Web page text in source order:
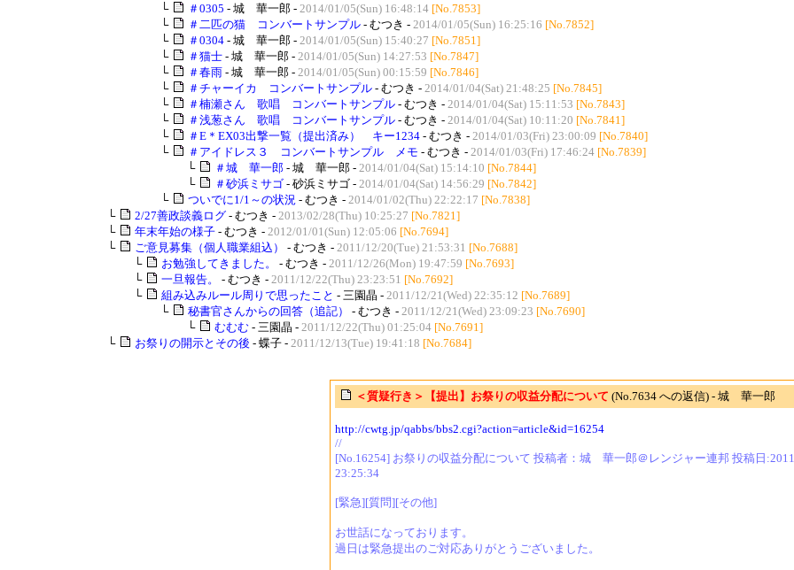
└
＃0305 - 城 華一郎 - 2014/01/05(Sun) 16:48:14 [No.7853]
└
＃二匹の猫 コンバートサンプル - むつき - 2014/01/05(Sun) 16:25:16 [No.7852]
└
＃0304 - 城 華一郎 - 2014/01/05(Sun) 15:40:27 [No.7851]
└
＃猫士 - 城 華一郎 - 2014/01/05(Sun) 14:27:53 [No.7847]
└
＃春雨 - 城 華一郎 - 2014/01/05(Sun) 00:15:59 [No.7846]
└
＃チャーイカ コンバートサンプル - むつき - 2014/01/04(Sat) 21:48:25 [No.7845]
└
＃楠瀬さん 歌唱 コンバートサンプル - むつき - 2014/01/04(Sat) 15:11:53 [No.7843]
└
＃浅葱さん 歌唱 コンバートサンプル - むつき - 2014/01/04(Sat) 10:11:20 [No.7841]
└
＃E＊EX03出撃一覧（提出済み） キー1234 - むつき - 2014/01/03(Fri) 23:00:09 [No.7840]
└
＃アイドレス３ コンバートサンプル メモ - むつき - 2014/01/03(Fri) 17:46:24 [No.7839]
└
＃城 華一郎 - 城 華一郎 - 2014/01/04(Sat) 15:14:10 [No.7844]
└
＃砂浜ミサゴ - 砂浜ミサゴ - 2014/01/04(Sat) 14:56:29 [No.7842]
└
ついでに1/1～の状況 - むつき - 2014/01/02(Thu) 22:22:17 [No.7838]
└
2/27善政談義ログ - むつき - 2013/02/28(Thu) 10:25:27 [No.7821]
└
年末年始の様子 - むつき - 2012/01/01(Sun) 12:05:06 [No.7694]
└
ご意見募集（個人職業組込） - むつき - 2011/12/20(Tue) 21:53:31 [No.7688]
└
お勉強してきました。 - むつき - 2011/12/26(Mon) 19:47:59 [No.7693]
└
一旦報告。 - むつき - 2011/12/22(Thu) 23:23:51 [No.7692]
└
組み込みルール周りで思ったこと - 三園晶 - 2011/12/21(Wed) 22:35:12 [No.7689]
└
秘書官さんからの回答（追記） - むつき - 2011/12/21(Wed) 23:09:23 [No.7690]
└
むむむ - 三園晶 - 2011/12/22(Thu) 01:25:04 [No.7691]
└
お祭りの開示とその後 - 蝶子 - 2011/12/13(Tue) 19:41:18 [No.7684]
＜質疑行き＞【提出】お祭りの収益分配について (No.7634 への返信) - 城 華一郎
http://cwtg.jp/qabbs/bbs2.cgi?action=article&id=16254
//
[No.16254] お祭りの収益分配について 投稿者：城 華一郎＠レンジャー連邦 投稿日
23:25:34
[緊急][質問][その他]
お世話になっております。
過日は緊急提出のご対応ありがとうございました。